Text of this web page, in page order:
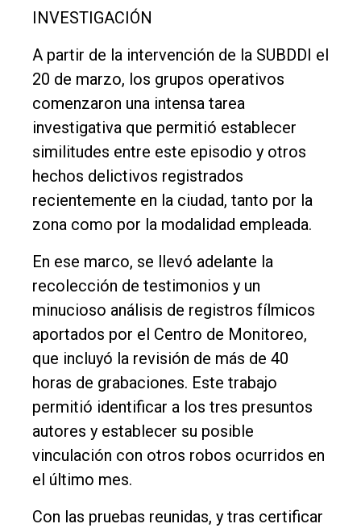
INVESTIGACIÓN
A partir de la intervención de la SUBDDI el
20 de marzo, los grupos operativos
comenzaron una intensa tarea
investigativa que permitió establecer
similitudes entre este episodio y otros
hechos delictivos registrados
recientemente en la ciudad, tanto por la
zona como por la modalidad empleada.
En ese marco, se llevó adelante la
recolección de testimonios y un
minucioso análisis de registros fílmicos
aportados por el Centro de Monitoreo,
que incluyó la revisión de más de 40
horas de grabaciones. Este trabajo
permitió identificar a los tres presuntos
autores y establecer su posible
vinculación con otros robos ocurridos en
el último mes.
Con las pruebas reunidas, y tras certificar